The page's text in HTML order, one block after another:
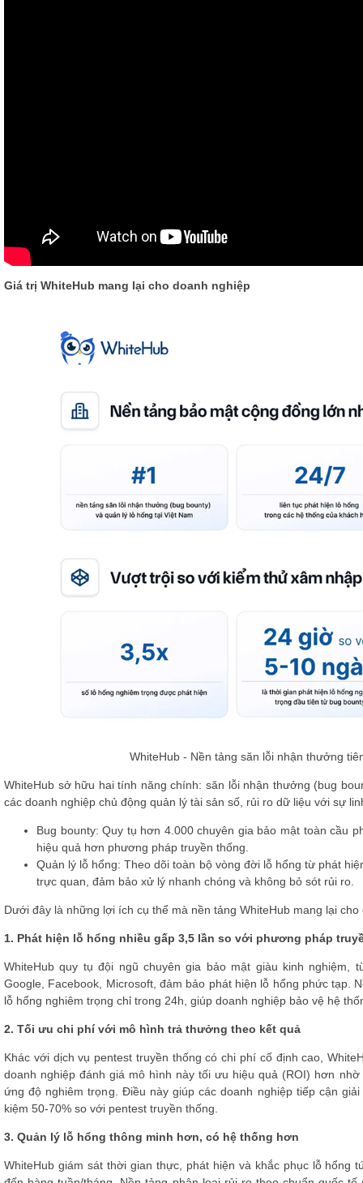
Giá trị WhiteHub mang lại cho doanh nghiệp
WhiteHub - Nền tảng săn lỗi nhận thưởng
WhiteHub sở hữu hai tính năng chính: săn lỗi nhận thưởng (bug
các doanh nghiệp chủ động quản lý tài sản số, rủi ro dữ liệu với sự
Bug bounty: Quy tụ hơn 4.000 chuyên gia bảo mật toàn cầu
hiệu quả hơn phương pháp truyền thống.
Quản lý lỗ hổng: Theo dõi toàn bộ vòng đời lỗ hổng từ phát
trực quan, đảm bảo xử lý nhanh chóng và không bỏ sót rủi ro.
Dưới đây là những lợi ích cụ thể mà nền tảng WhiteHub mang lại cho
1. Phát hiện lỗ hổng nhiều gấp 3,5 lần so với phương pháp
WhiteHub quy tụ đội ngũ chuyên gia bảo mật giàu kinh
Google, Facebook, Microsoft, đảm bảo phát hiện lỗ hổng phức tạp.
lỗ hổng nghiêm trọng chỉ trong 24h, giúp doanh nghiệp bảo vệ hệ
2. Tối ưu chi phí với mô hình trả thưởng theo kết quả
Khác với dịch vụ pentest truyền thống có chi phí cố định cao,
doanh nghiệp đánh giá mô hình này tối ưu hiệu quả (ROI) hơn
ứng độ nghiêm trọng. Điều này giúp các doanh nghiệp tiếp cận
kiệm 50-70% so với pentest truyền thống.
3. Quản lý lỗ hổng thông minh hơn, có hệ thống hơn
WhiteHub giám sát thời gian thực, phát hiện và khắc phục lỗ hổng